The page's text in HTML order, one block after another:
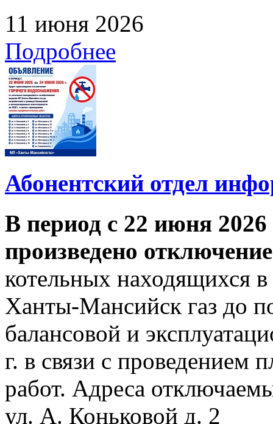
11 июня 2026
Подробнее
Абонентский отдел
В период с 22 июня 2026
произведено
котельных находящихся
Ханты-Мансийск газ до
балансовой и
г. в связи с проведением
работ. Адреса
ул. А. Коньковой д. 2